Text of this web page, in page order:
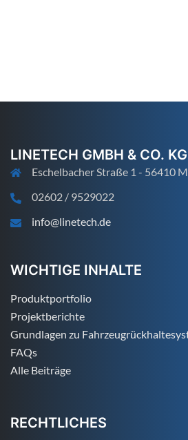
LINETECH GMBH & CO. KG
Eschelbacher Straße 1 - 56410
02602 / 9529022
info@linetech.de
WICHTIGE INHALTE
Produktportfolio
Projektberichte
Grundlagen zu
FAQs
Alle Beiträge
RECHTLICHES